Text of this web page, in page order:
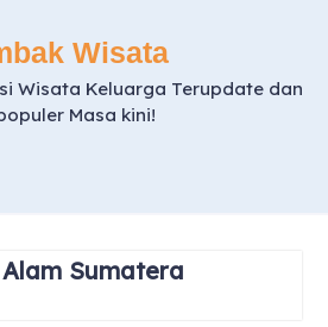
Wisata
Wisata Keluarga Terupdate dan
Masa kini!
Sumatera